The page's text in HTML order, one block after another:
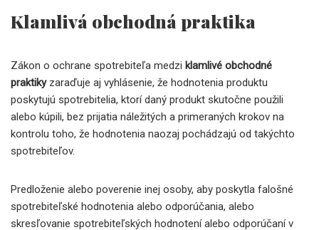
Klamlivá obchodná praktika
Zákon o ochrane spotrebiteľa medzi klamlivé obchodné
praktikyzaraďuje aj vyhlásenie, že hodnotenia produktu
poskytujú spotrebitelia, ktorí daný produkt skutočne použili
alebo kúpili, bez prijatia náležitých a primeraných krokov na
kontrolu toho, že hodnotenia naozaj pochádzajú od takýchto
spotrebiteľov.
Predloženie alebo poverenie inej osoby, aby poskytla falošné
spotrebiteľské hodnotenia alebo odporúčania, alebo
skresľovanie spotrebiteľských hodnotení alebo odporúčaní v